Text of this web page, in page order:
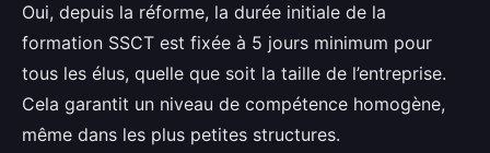
Oui, depuis la réforme, la durée initiale de la
formation SSCT est fixée à 5 jours minimum pour
tous les élus, quelle que soit la taille de l’entreprise.
Cela garantit un niveau de compétence homogène,
même dans les plus petites structures.